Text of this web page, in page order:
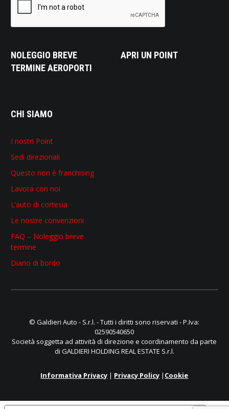
NOLEGGIO BREVE
TERMINE AEROPORTI
APRI UN POINT
CHI SIAMO
I nostri Point
Sedi direzionali
Questo non è franchising
Lavora con noi
L’auto di cortesia
Le nostre convenzioni
FAQ – Noleggio breve
termine
Diario di bordo
© Galdieri Auto - S.r.l. - Tutti i diritti sono riservati - P.Iva:
02590540650
Società soggetta ad attività di direzione e coordinamento da parte
di GALDIERI HOLDING REAL ESTATE S.r.l.
Informativa Privacy | Privacy Policy | Cookie